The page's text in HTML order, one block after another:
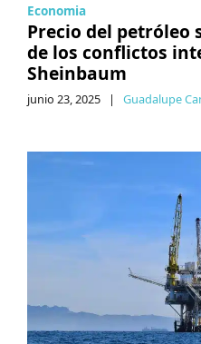
Economia
Precio del petróleo
de los conflictos
Sheinbaum
junio 23, 2025 | Guadalupe